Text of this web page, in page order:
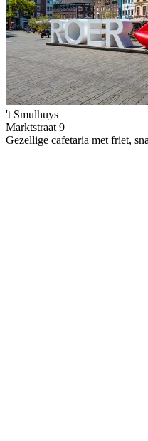
't Smulhuys
Marktstraat 9
Gezellige cafetaria met friet,